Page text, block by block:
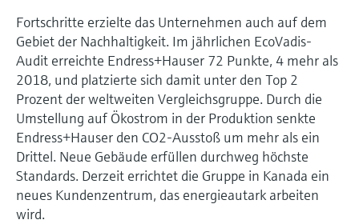
Fortschritte erzielte das Unternehmen auch auf dem
Gebiet der Nachhaltigkeit. Im jährlichen EcoVadis-
Audit erreichte Endress+Hauser 72 Punkte, 4 mehr als
2018, und platzierte sich damit unter den Top 2
Prozent der weltweiten Vergleichsgruppe. Durch die
Umstellung auf Ökostrom in der Produktion senkte
Endress+Hauser den CO2-Ausstoß um mehr als ein
Drittel. Neue Gebäude erfüllen durchweg höchste
Standards. Derzeit errichtet die Gruppe in Kanada ein
neues Kundenzentrum, das energieautark arbeiten
wird.